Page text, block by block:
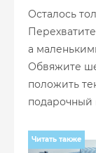
Осталось
а
Обвяжите
положить
подарочный
Читать также